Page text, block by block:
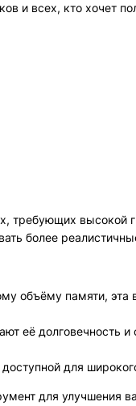
и всех, кто хочет
требующих высокой
более
объёму памяти, эта
её долговечность и
для
для улучшения